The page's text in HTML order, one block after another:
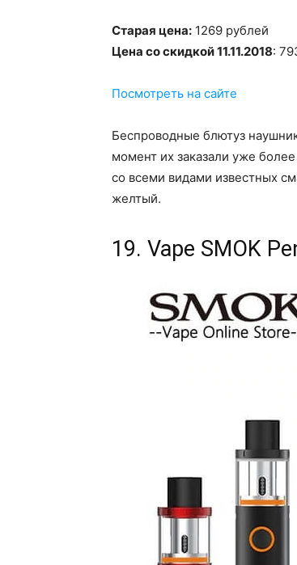
Старая цена: 1269 рублей
Цена со скидкой 11.11.2018:
Посмотреть на сайте
Беспроводные блютуз
момент их заказали уже
со всеми видами известных
желтый.
19. Vape SMOK